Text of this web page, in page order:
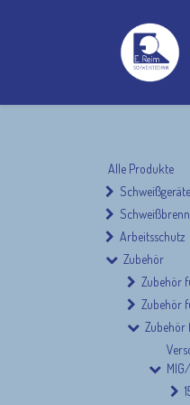
Alle Produkte
Schweißgeräte
Arbeitsschutz
Zubehör
Zubehör
Zubehör
Zubehör